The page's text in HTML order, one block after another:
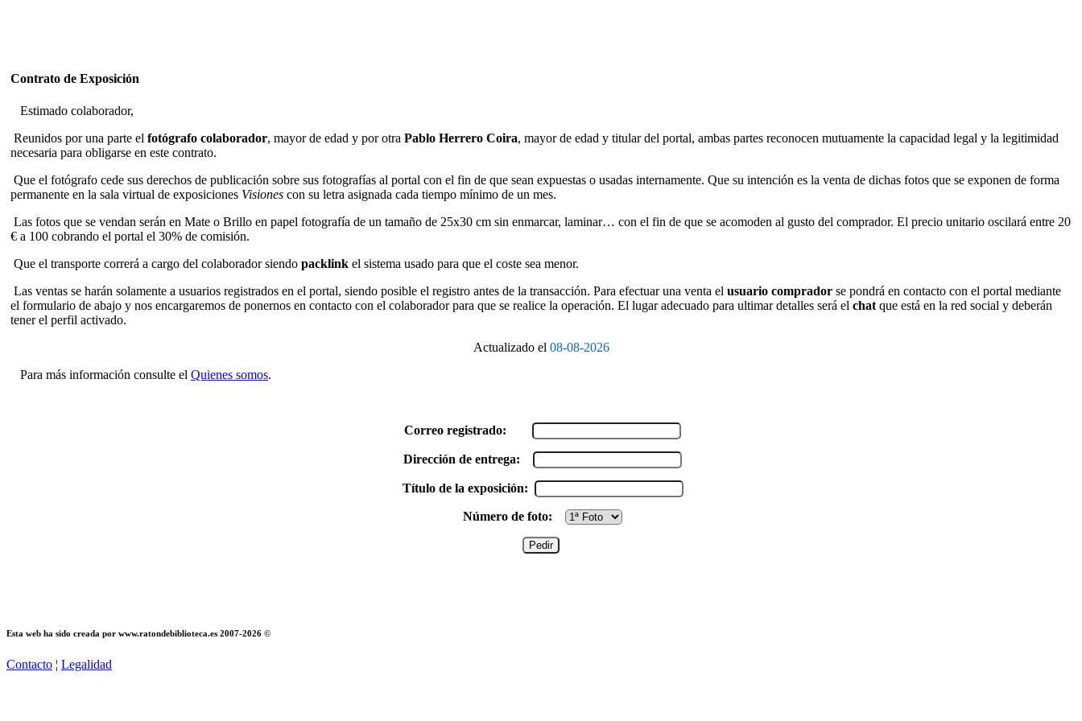
Contrato de Exposición
Estimado colaborador,
Reunidos por una parte el fotógrafo colaborador, mayor de edad y por otra Pablo Herrero Coira, mayor de edad y titular del portal, ambas partes reconocen mutuamente la capacidad legal y la legitimidad
necesaria para obligarse en este contrato.
Que el fotógrafo cede sus derechos de publicación sobre sus fotografías al portal con el fin de que sean expuestas o usadas internamente. Que su intención es la venta de dichas fotos que se exponen de forma
permanente en la sala virtual de exposiciones Visiones con su letra asignada cada tiempo mínimo de un mes.
Las fotos que se vendan serán en Mate o Brillo en papel fotografía de un tamaño de 25x30 cm sin enmarcar, laminar… con el fin de que se acomoden al gusto del comprador. El precio unitario oscilará entre 20
€ a 100 cobrando el portal el 30% de comisión.
Que el transporte correrá a cargo del colaborador siendo packlink el sistema usado para que el coste sea menor.
Las ventas se harán solamente a usuarios registrados en el portal, siendo posible el registro antes de la transacción. Para efectuar una venta el usuario comprador se pondrá en contacto con el portal mediante
el formulario de abajo y nos encargaremos de ponernos en contacto con el colaborador para que se realice la operación. El lugar adecuado para ultimar detalles será el chat que está en la red social y deberán
tener el perfil activado.
Actualizado el 08-08-2026
Para más información consulte el Quienes somos.
Correo registrado:
Dirección de entrega:
Título de la exposición:
Número de foto:
Esta web ha sido creada por www.ratondebiblioteca.es 2007-2026 ©
Contacto ¦ Legalidad